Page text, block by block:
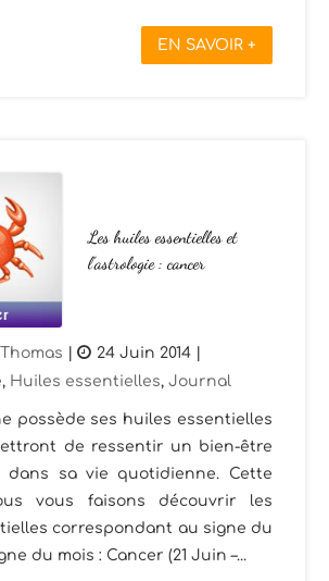
EN SAVOIR +
Les huiles essentielles et
l’astrologie : cancer
| 24 Juin 2014
, Huiles essentielles,Journal
possède ses huiles essentielles
de ressentir un bien-être
dans sa vie quotidienne. Cette
vous faisons découvrir les
correspondant au signe du
du mois : Cancer (21 Juin –...